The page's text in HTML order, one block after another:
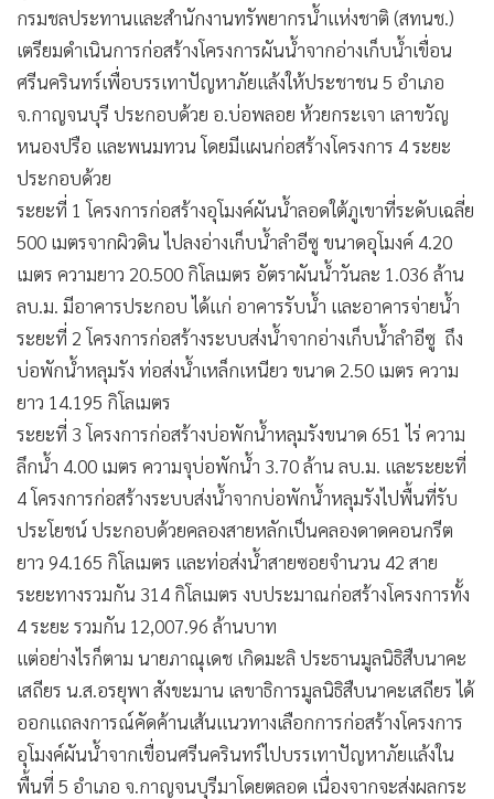
• ชุมชน-คุณภาพชีวิต
• อาชญากรรม
• Motoring
• เกม
• วิทยาศาสตร์
• SMEs
กองทุนรวม
• Celeb Online
• Factcheck
• ญี่ปุ่น
• News1
• Gotomanager
กรมชลประทานและสำนักงานทรัพยากรน้ำแห่งชาติ (สทนช.)
เตรียมดำเนินการก่อสร้างโครงการผันน้ำจากอ่างเก็บน้ำเขื่อน
ศรีนครินทร์เพื่อบรรเทาปัญหาภัยแล้งให้ประชาชน 5 อำเภอ
จ.กาญจนบุรี ประกอบด้วย อ.บ่อพลอย ห้วยกระเจา เลาขวัญ
หนองปรือ และพนมทวน โดยมีแผนก่อสร้างโครงการ 4 ระยะ
ประกอบด้วย
ระยะที่ 1 โครงการก่อสร้างอุโมงค์ผันน้ำลอดใต้ภูเขาที่ระดับเฉลี่ย
500 เมตรจากผิวดิน ไปลงอ่างเก็บน้ำลำอีซู ขนาดอุโมงค์ 4.20
เมตร ความยาว 20.500 กิโลเมตร อัตราผันน้ำวันละ 1.036 ล้าน
ลบ.ม. มีอาคารประกอบ ได้แก่ อาคารรับน้ำ และอาคารจ่ายน้ำ
ระยะที่ 2 โครงการก่อสร้างระบบส่งน้ำจากอ่างเก็บน้ำลำอีซู ถึง
บ่อพักน้ำหลุมรัง ท่อส่งน้ำเหล็กเหนียว ขนาด 2.50 เมตร ความ
ยาว 14.195 กิโลเมตร
ระยะที่ 3 โครงการก่อสร้างบ่อพักน้ำหลุมรังขนาด 651 ไร่ ความ
ลึกน้ำ 4.00 เมตร ความจุบ่อพักน้ำ 3.70 ล้าน ลบ.ม. และระยะที่
4 โครงการก่อสร้างระบบส่งน้ำจากบ่อพักน้ำหลุมรังไปพื้นที่รับ
ประโยชน์ ประกอบด้วยคลองสายหลักเป็นคลองดาดคอนกรีต
ยาว 94.165 กิโลเมตร และท่อส่งน้ำสายซอยจำนวน 42 สาย
ระยะทางรวมกัน 314 กิโลเมตร งบประมาณก่อสร้างโครงการทั้ง
4 ระยะ รวมกัน 12,007.96 ล้านบาท
แต่อย่างไรก็ตาม นายภาณุเดช เกิดมะลิ ประธานมูลนิธิสืบนาคะ
เสถียร น.ส.อรยุพา สังขะมาน เลขาธิการมูลนิธิสืบนาคะเสถียร ได้
ออกแถลงการณ์คัดค้านเส้นแนวทางเลือกการก่อสร้างโครงการ
อุโมงค์ผันน้ำจากเขื่อนศรีนครินทร์ไปบรรเทาปัญหาภัยแล้งใน
พื้นที่ 5 อำเภอ จ.กาญจนบุรีมาโดยตลอด เนื่องจากจะส่งผลกระ